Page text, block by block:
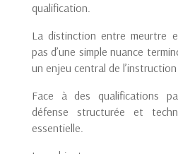
qualification.
La distinction entre meurtre
pas d’une simple nuance
un enjeu central de
Face à des qualifications
défense structurée et
essentielle.